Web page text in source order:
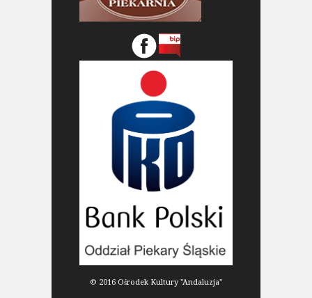
© 2016 Ośrodek Kultury "Andaluzja"